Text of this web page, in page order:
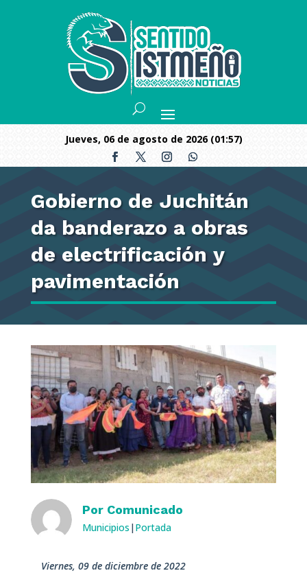
jueves, 06 de agosto de 2026 (01:57)
Gobierno de Juchitán
da banderazo a obras
de electrificación y
pavimentación
Por Comunicado
Municipios | Portada
viernes, 09 de diciembre de 2022